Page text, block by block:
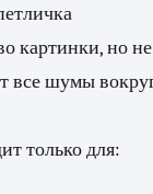
картинки, но
шумы
только для: